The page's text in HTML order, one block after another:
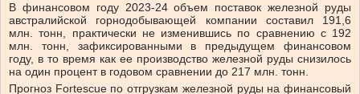
В финансовом году 2023-24 объем поставок железной руды
австралийской горнодобывающей компании составил 191,6
млн. тонн, практически не изменившись по сравнению с 192
млн. тонн, зафиксированными в предыдущем финансовом
году, в то время как ее производство железной руды снизилось
на один процент в годовом сравнении до 217 млн. тонн.
Прогноз Fortescue по отгрузкам железной руды на финансовый